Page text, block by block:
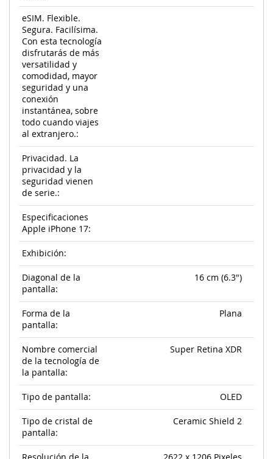
eSIM. Flexible.
Segura. Facilísima.
Con esta tecnología
disfrutarás de más
versatilidad y
comodidad, mayor
seguridad y una
conexión
instantánea, sobre
todo cuando viajes
al extranjero.:
Privacidad. La
privacidad y la
seguridad vienen
de serie.:
Especificaciones
Apple iPhone 17:
Exhibición:
Diagonal de la
pantalla:
16 cm (6.3")
Forma de la
pantalla:
Plana
Nombre comercial
de la tecnología de
la pantalla:
Super Retina XDR
Tipo de pantalla: OLED
Tipo de cristal de
pantalla:
Ceramic Shield 2